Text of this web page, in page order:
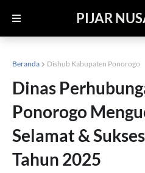
PIJAR
Beranda Dishub Kabupaten Ponorogo
Dinas
Ponorogo
Selamat &
Tahun 2025